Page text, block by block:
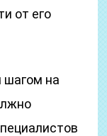
от его
шагом на